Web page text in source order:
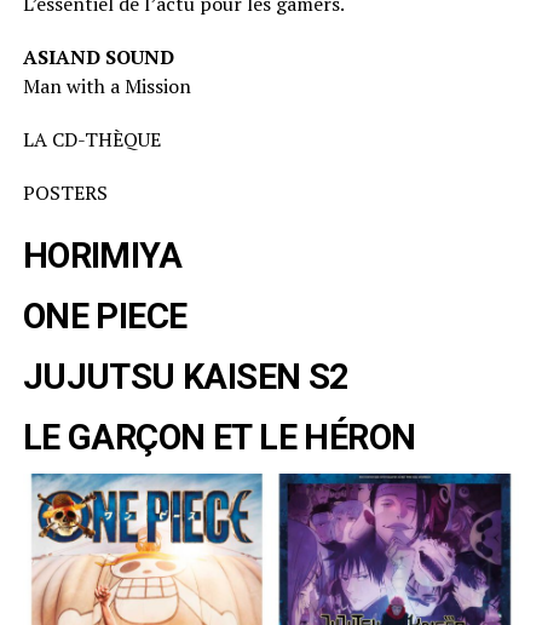
ASIAND SOUND
Man with a Mission
LA CD-THÈQUE
POSTERS
HORIMIYA
ONE PIECE
JUJUTSU KAISEN S2
LE GARÇON ET LE HÉRON